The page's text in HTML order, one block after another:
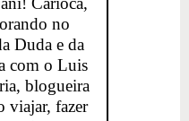
no
Duda e da
com o Luis
blogueira
viajar, fazer